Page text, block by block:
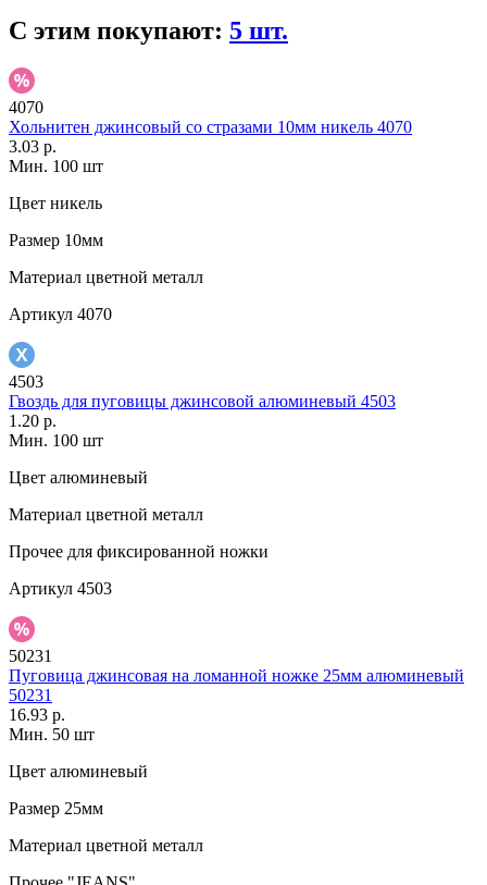
С этим покупают: 5 шт.
4070
Хольнитен джинсовый со стразами 10мм никель 4070
3.03 р.
Мин. 100 шт
Цвет никель
Размер 10мм
Материал цветной металл
Артикул 4070
4503
Гвоздь для пуговицы джинсовой алюминевый 4503
1.20 р.
Мин. 100 шт
Цвет алюминевый
Материал цветной металл
Прочее для фиксированной ножки
Артикул 4503
50231
Пуговица джинсовая на ломанной ножке 25мм алюминевый
50231
16.93 р.
Мин. 50 шт
Цвет алюминевый
Размер 25мм
Материал цветной металл